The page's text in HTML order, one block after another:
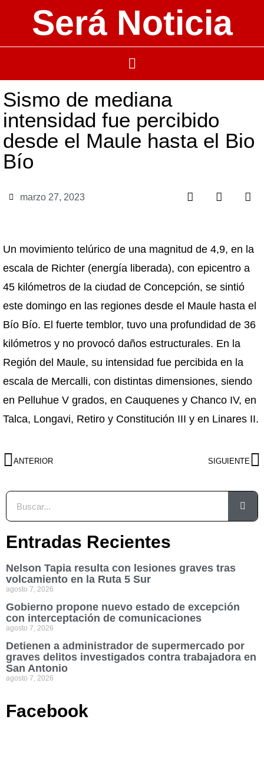
Será Noticia
Sismo de mediana
intensidad fue percibido
desde el Maule hasta el Bio
Bío
marzo 27, 2023
Un movimiento telúrico de una magnitud de 4,9, en la
escala de Richter (energía liberada), con epicentro a
45 kilómetros de la ciudad de Concepción, se sintió
este domingo en las regiones desde el Maule hasta el
Bío Bío. El fuerte temblor, tuvo una profundidad de 36
kilómetros y no provocó daños estructurales. En la
Región del Maule, su intensidad fue percibida en la
escala de Mercalli, con distintas dimensiones, siendo
en Pelluhue V grados, en Cauquenes y Chanco IV, en
Talca, Longavi, Retiro y Constitución III y en Linares II.
ANTERIOR SIGUIENTE
Entradas Recientes
Nelson Tapia resulta con lesiones graves tras
volcamiento en la Ruta 5 Sur
agosto 7, 2026
Gobierno propone nuevo estado de excepción
con interceptación de comunicaciones
agosto 7, 2026
Detienen a administrador de supermercado por
graves delitos investigados contra trabajadora en
San Antonio
agosto 7, 2026
Facebook